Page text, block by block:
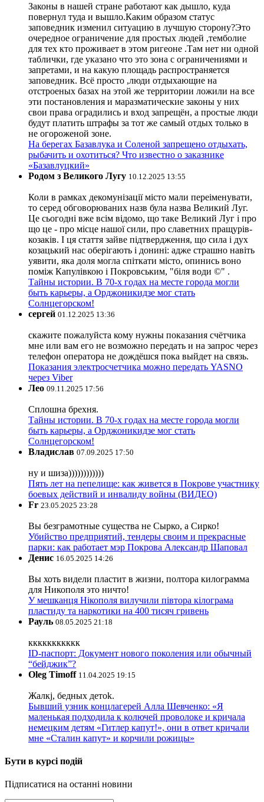
Законы в нашей стране работают как дышло, куда
повернул туда и вышло.Каким образом статус
заповедник изменил ситуацию в лучшую сторону?Это
очередное ограничение для простых людей ,темболие
для тех кто проживает в этом ригеоне .Там нет ни одной
таблички, где указано что это зона с ограничениями и
запретами, и на какую площадь распространяется
заповедник. Всё просто ,люди отдыхающие на
отстроеных базах на этой же территории ложили на все
эти постановления и маразматические законы у них
свои права оградились и вход запрещён, а простые люди
будут платить штрафы за тот же самый отдых только в
не огороженой зоне.
На берегах Базавлука и Соленой запрещено отдыхать,
рыбачить и охотиться? Что известно о заказнике
«Базавлуцкий»
Родом з Великого Лугу 10.12.2025 13:55
Коли в рамках декомунізації місто мали переіменувати,
то серед обговорюваних назв була назва Великий Луг.
Це сьогодні вже всім відомо, що таке Великий Луг і про
що це - про місце нашої сили, про славетних пращурів-
козаків. І ця стаття зайве підтвердження, що сила і дух
козацький нас оберігають і донині: адже страшно навіть
уявити, яка доля могла спіткати місто, опинись воно
поміж Капулівкою і Покровським, "біля води ©" .
Тайны истории. В 70-х годах на месте города могли
быть карьеры, а Орджоникидзе мог стать
Солнцегорском!
сергей 01.12.2025 13:36
скажите пожалуйста кому нужны показания счётчика
мне или вам его не возможно передать и на запрос через
телефон оператора не дождёшся пока выйдет на связь.
Показания электросчетчика можно передать YASNO
через Viber
Лео 09.11.2025 17:56
Сплошна брехня.
Тайны истории. В 70-х годах на месте города могли
быть карьеры, а Орджоникидзе мог стать
Солнцегорском!
Владислав 07.09.2025 17:50
ну и шиза))))))))))))
Пять лет на пепелище: как живется в Покрове участнику
боевых действий и инвалиду войны (ВИДЕО)
Fr 23.05.2025 23:28
Вы безграмотные существа не Сырко, а Сирко!
Убийство предприятий, тендеры своим и прекрасные
парки: как работает мэр Покрова Александр Шаповал
Денис 16.05.2025 14:26
Вы хоть видели пластит в жизни, полтора килограмма
для Никополя это ничто!
У мешканця Нікополя вилучили півтора кілограма
пластиду та наркотики на 400 тисяч гривень
Рауль 08.05.2025 21:18
ккккккккккк
ID-паспорт: Документ нового поколения или обычный
“бейджик”?
Oleg Timoff 11.04.2025 19:15
Жалкj, бедных детok.
Бывший узник концлагерей Алла Шевченко: «Я
маленькая подходила к колючей проволоке и кричала
немецким детям «Гитлер капут!», они в ответ кричали
мне «Сталин капут» и корчили рожицы»
Бути в курсі подій
Підписатися на останні новини